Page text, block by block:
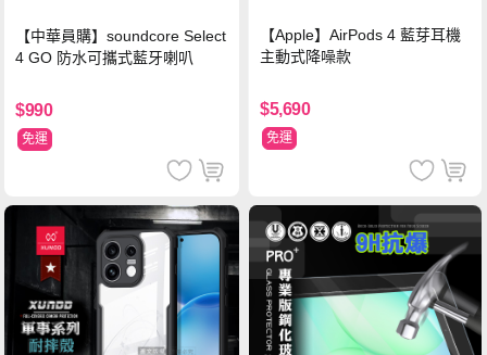
【中華員購】soundcore Select
4 GO 防水可攜式藍牙喇叭
$990
免運
【Apple】AirPods 4 藍芽耳機
主動式降噪款
$5,690
免運